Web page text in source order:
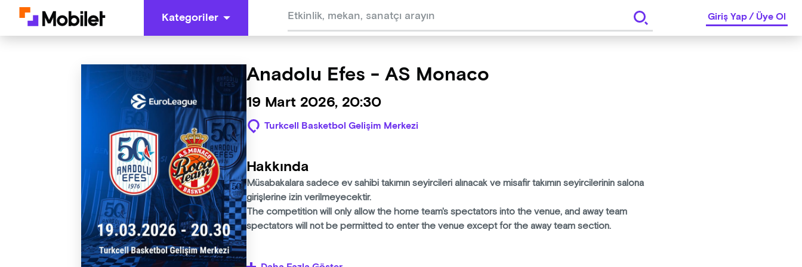
Kategoriler Giriş Yap/Üye Ol
Anadolu Efes - AS Monaco
19 Mart 2026, 20:30
Turkcell Basketbol Gelişim Merkezi
Hakkında
Müsabakalara sadece ev sahibi takımın seyircileri alınacak ve misafir takımın seyircilerinin salona
girişlerine izin verilmeyecektir.
The competition will only allow the home team's spectators into the venue, and away team
spectators will not be permitted to enter the venue except for the away team section.
Zaferlerle, unutulmaz anılarla ve büyük bir aile olmanın gururuyla geçen yarım asırlık bir yolculuk.